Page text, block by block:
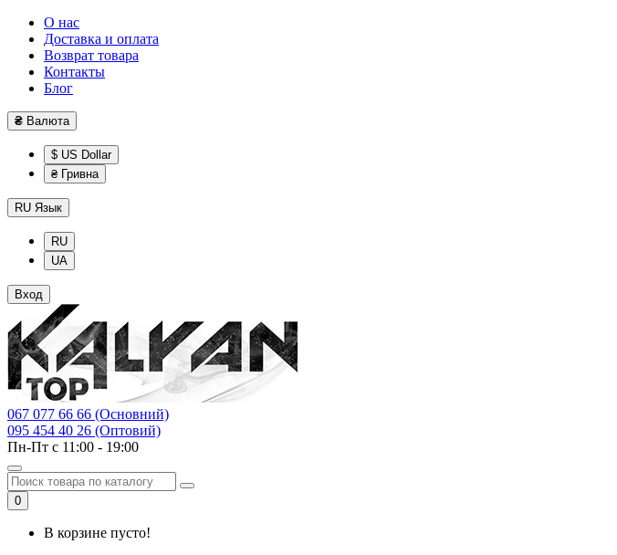
О нас
Доставка и оплата
Возврат товара
Контакты
Блог
₴ Валюта
$ US Dollar
₴ Гривна
RU Язык
RU
UA
Вход
067 077 66 66 (Основний)
095 454 40 26 (Оптовий)
Пн-Пт с 11:00 - 19:00
0
В корзине пусто!